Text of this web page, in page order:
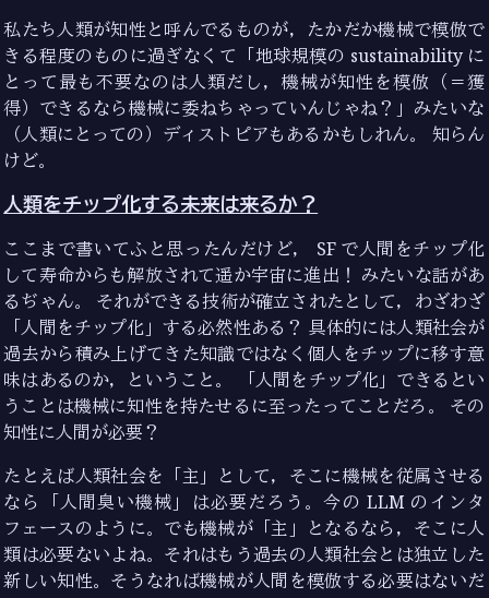
私たち人類が知性と呼んでるものが，たかだか機械で模倣で
きる程度のものに過ぎなくて「地球規模の sustainability に
とって最も不要なのは人類だし，機械が知性を模倣（＝獲
得）できるなら機械に委ねちゃっていんじゃね？」みたいな
（人類にとっての）ディストピアもあるかもしれん。 知らん
けど。
人類をチップ化する未来は来るか？
ここまで書いてふと思ったんだけど， SF で人間をチップ化
して寿命からも解放されて遥か宇宙に進出！ みたいな話があ
るぢゃん。 それができる技術が確立されたとして，わざわざ
「人間をチップ化」する必然性ある？ 具体的には人類社会が
過去から積み上げてきた知識ではなく個人をチップに移す意
味はあるのか，ということ。 「人間をチップ化」できるとい
うことは機械に知性を持たせるに至ったってことだろ。 その
知性に人間が必要？
たとえば人類社会を「主」として，そこに機械を従属させる
なら「人間臭い機械」は必要だろう。今の LLM のインタ
フェースのように。でも機械が「主」となるなら，そこに人
類は必要ないよね。それはもう過去の人類社会とは独立した
新しい知性。そうなれば機械が人間を模倣する必要はないだ